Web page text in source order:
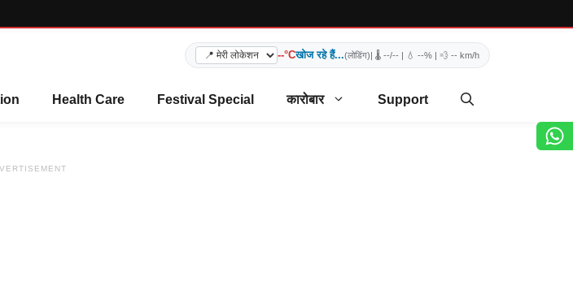
--°Cखोज रहे हैं...(लोडिंग)| 🌡️ --/-- | 💧 --% | 💨 -- km/h
Health Care Festival Special कारोबार Support